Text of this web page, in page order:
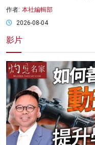
作者: 本社編輯部
2026-08-04
影片